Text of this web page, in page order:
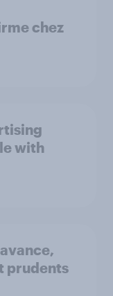
chez
with
prudents